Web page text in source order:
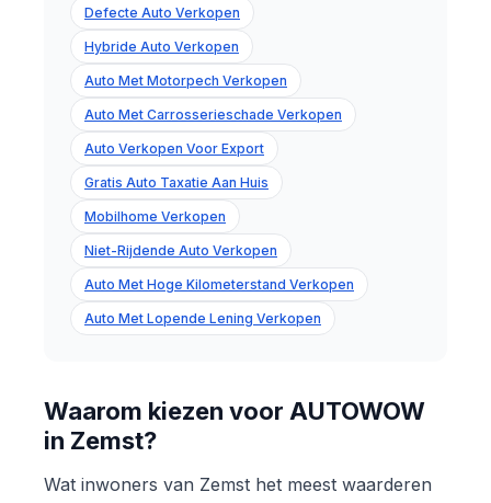
Defecte Auto Verkopen
Hybride Auto Verkopen
Auto Met Motorpech Verkopen
Auto Met Carrosserieschade Verkopen
Auto Verkopen Voor Export
Gratis Auto Taxatie Aan Huis
Mobilhome Verkopen
Niet-Rijdende Auto Verkopen
Auto Met Hoge Kilometerstand Verkopen
Auto Met Lopende Lening Verkopen
Waarom kiezen voor AUTOWOW
in Zemst?
Wat inwoners van Zemst het meest waarderen